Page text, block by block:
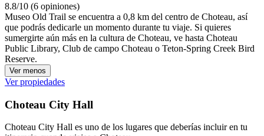
8.8/10 (6 opiniones)
Museo Old Trail se encuentra a 0,8 km del centro de Choteau, así
que podrás dedicarle un momento durante tu viaje. Si quieres
sumergirte aún más en la cultura de Choteau, ve hasta Choteau
Public Library, Club de campo Choteau o Teton-Spring Creek Bird
Reserve.
Ver menos
Ver propiedades
Choteau City Hall
Choteau City Hall es uno de los lugares que deberías incluir en tu